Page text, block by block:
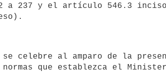
a 237 y el artículo 546.3 inciso
que establezca el